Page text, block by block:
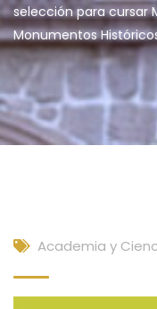
selección para cursar
Monumentos
Academia y